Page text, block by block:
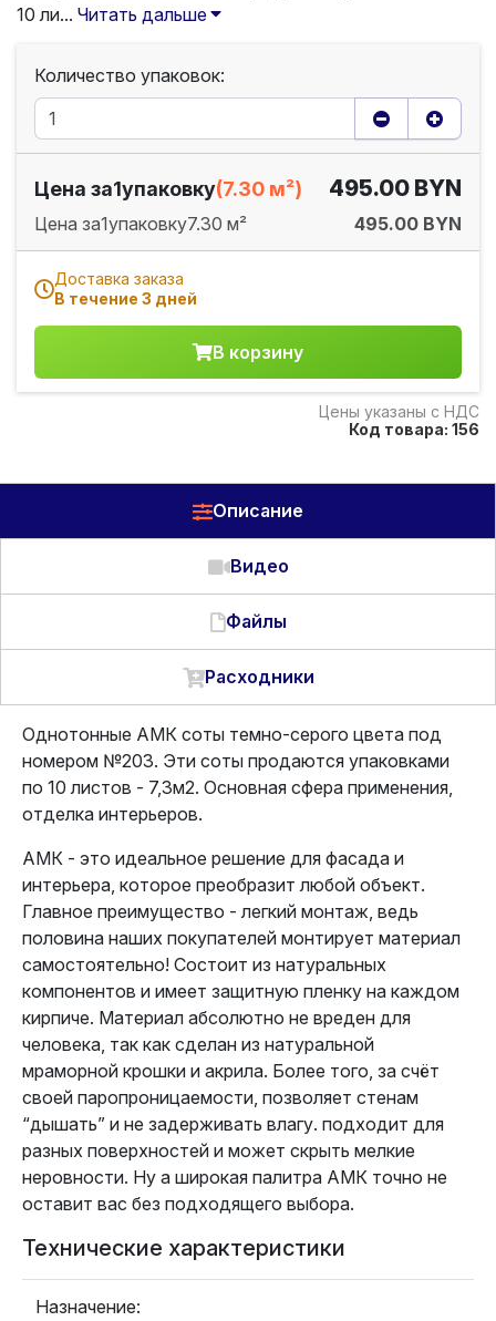
10 ли... Читать дальше
Количество упаковок:
Цена за1упаковку(7.30 м²) 495.00 BYN
Цена за1упаковку7.30 м² 495.00 BYN
Доставка заказа
В течение 3 дней
В корзину
Цены указаны с НДС
Код товара: 156
Описание
Видео
Файлы
Расходники
Однотонные АМК соты темно-серого цвета под
номером №203. Эти соты продаются упаковками
по 10 листов - 7,3м2. Основная сфера применения,
отделка интерьеров.
АМК - это идеальное решение для фасада и
интерьера, которое преобразит любой объект.
Главное преимущество - легкий монтаж, ведь
половина наших покупателей монтирует материал
самостоятельно! Состоит из натуральных
компонентов и имеет защитную пленку на каждом
кирпиче. Материал абсолютно не вреден для
человека, так как сделан из натуральной
мраморной крошки и акрила. Более того, за счёт
своей паропроницаемости, позволяет стенам
“дышать” и не задерживать влагу. подходит для
разных поверхностей и может скрыть мелкие
неровности. Ну а широкая палитра АМК точно не
оставит вас без подходящего выбора.
Технические характеристики
Назначение: